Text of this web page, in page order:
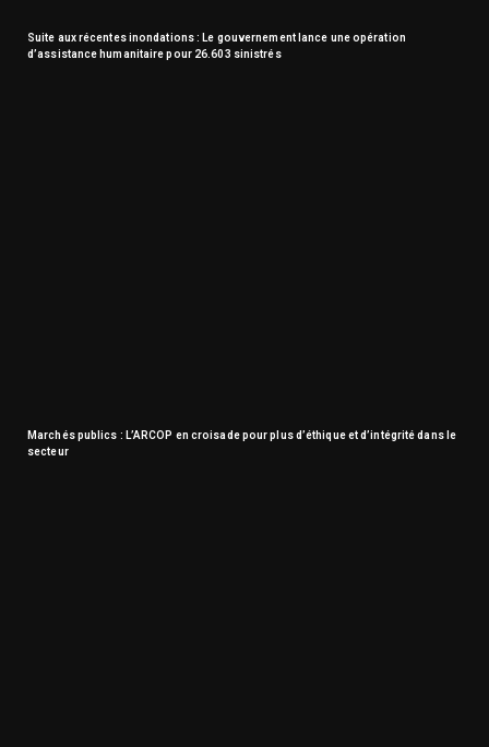
Suite aux récentes inondations : Le gouvernement lance une opération
d’assistance humanitaire pour 26.603 sinistrés
Marchés publics : L’ARCOP en croisade pour plus d’éthique et d’intégrité dans le
secteur